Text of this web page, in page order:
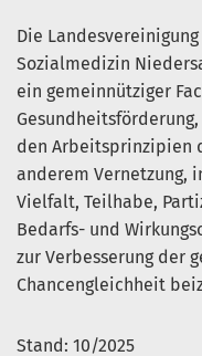
Die
Sozialmedizin
ein gemeinnütziger
den Arbeitsprinzipien
anderem Vernetzung,
Vielfalt, Teilhabe,
Bedarfs- und
zur Verbesserung der
Chancengleichheit
Stand: 10/2025